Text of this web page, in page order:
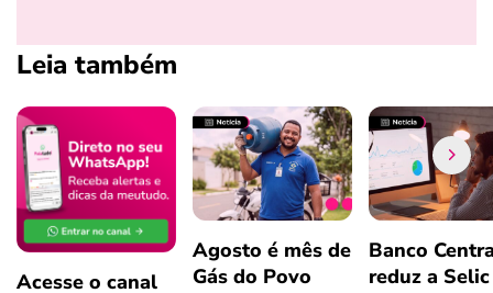
Leia também
Acesse o canal
Agosto é mês de
Gás do Povo
Banco
reduz a Selic